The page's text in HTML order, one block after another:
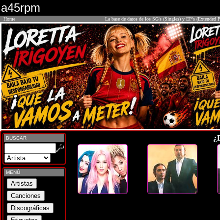
a45rpm
Home La base de datos de los SG's (Singles) y EP's (Extended
BUSCAR
MENÚ